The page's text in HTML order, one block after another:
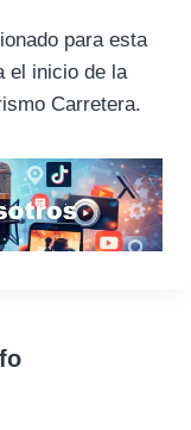
para esta
el inicio de la
Carretera.